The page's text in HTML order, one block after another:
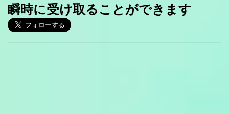
瞬時に受け取ることができます